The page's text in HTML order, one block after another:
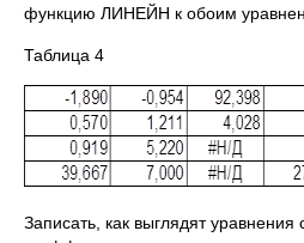
функцию ЛИНЕЙН к обоим
Таблица 4
Записать, как выглядят